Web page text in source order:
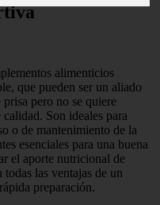
alimenticios
que pueden ser un aliado
pero no se quiere
Son ideales para
o de mantenimiento de la
esenciales para una buena
el aporte nutricional de
las ventajas de un
preparación.